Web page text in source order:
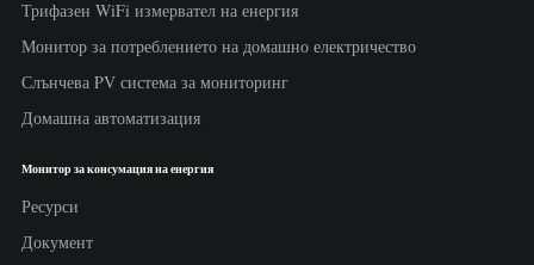
Трифазен WiFi измервател на енергия
Монитор за потреблението на домашно електричество
Слънчева PV система за мониторинг
Домашна автоматизация
Монитор за консумация на енергия
Ресурси
Документ